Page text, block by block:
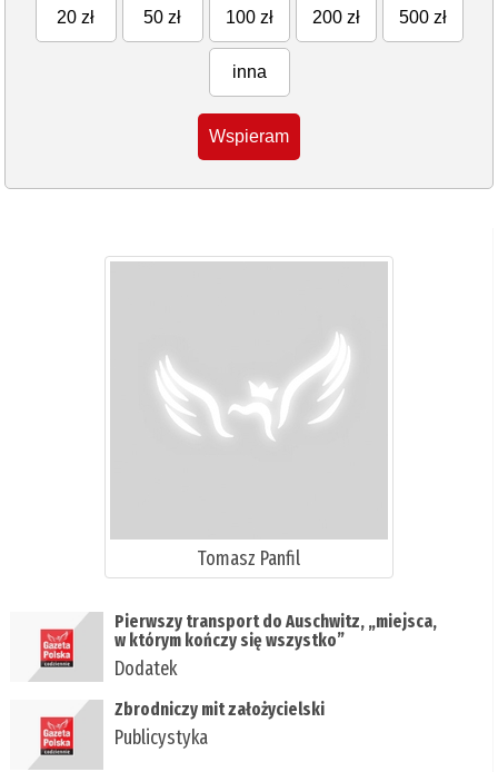
20 zł 50 zł 100 zł 200 zł 500 zł
inna
Wspieram
Tomasz Panfil
Pierwszy transport do Auschwitz, „miejsca,
w którym kończy się wszystko”
Dodatek
Zbrodniczy mit założycielski
Publicystyka